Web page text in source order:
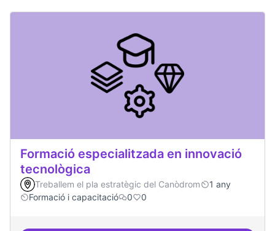
Formació especialitzada en innovació
tecnològica
Treballem el pla estratègic del Canòdrom
1 any
Formació i capacitació
0 0